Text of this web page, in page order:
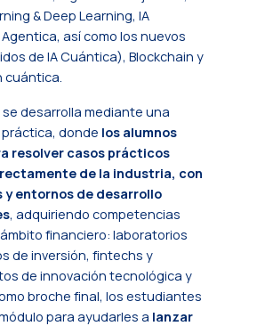
& Deep Learning, IA
así como los nuevos
de IA Cuántica), Blockchain y
cuántica.
desarrolla mediante una
donde los alumnos
resolver casos prácticos
de la industria, con
y entornos de desarrollo
, adquiriendo competencias
financiero: laboratorios
de inversión, fintechs y
de innovación tecnológica y
broche final, los estudiantes
para ayudarles a lanzar